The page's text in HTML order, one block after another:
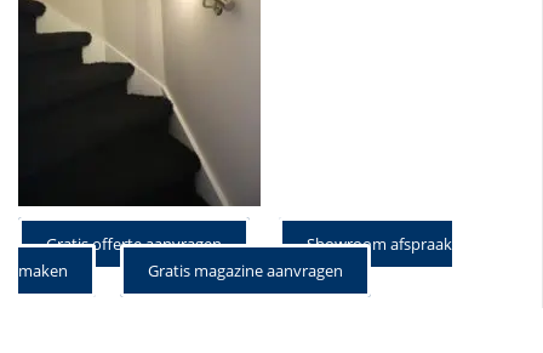
Gratis offerte aanvragen
Showroom afspraak
maken
Gratis magazine aanvragen